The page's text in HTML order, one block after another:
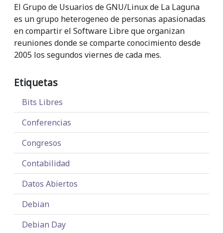
El Grupo de Usuarios de GNU/Linux de La Laguna
es un grupo heterogeneo de personas apasionadas
en compartir el Software Libre que organizan
reuniones donde se comparte conocimiento desde
2005 los segundos viernes de cada mes.
Etiquetas
Bits Libres
Conferencias
Congresos
Contabilidad
Datos Abiertos
Debian
Debian Day